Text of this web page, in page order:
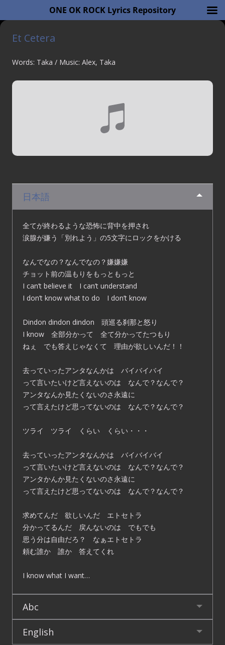
Et Cetera
Words: Taka / Music: Alex, Taka
日本語
全てが終わるような恐怖に背中を押され
涙腺が嫌う「別れよう」の5文字にロックをかける
なんでなの？なんでなの？嫌嫌嫌
チョット前の温もりをもっともっと
I can’t believe it I can’t understand
I don’t know what to do I don’t know
Dindon dindon dindon 頭巡る刹那と怒り
I know 全部分かって 全て分かってたつもり
ねぇ でも答えじゃなくて 理由が欲しいんだ！！
去っていったアンタなんかは バイバイバイ
って言いたいけど言えないのは なんで？なんで？
アンタなんか見たくないのさ永遠に
って言えたけど思ってないのは なんで？なんで？
ツライ ツライ くらい くらい・・・
去っていったアンタなんかは バイバイバイ
って言いたいけど言えないのは なんで？なんで？
アンタかんか見たくないのさ永遠に
って言えたけど思ってないのは なんで？なんで？
求めてんだ 欲しいんだ エトセトラ
分かってるんだ 戻んないのは でもでも
思う分は自由だろ？ なぁエトセトラ
頼む誰か 誰か 答えてくれ
I know what I want…
Abc
English
ONE OK ROCK Lyrics Repository